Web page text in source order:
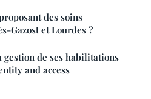
des soins
Gazost et Lourdes ?
de ses habilitations
and access